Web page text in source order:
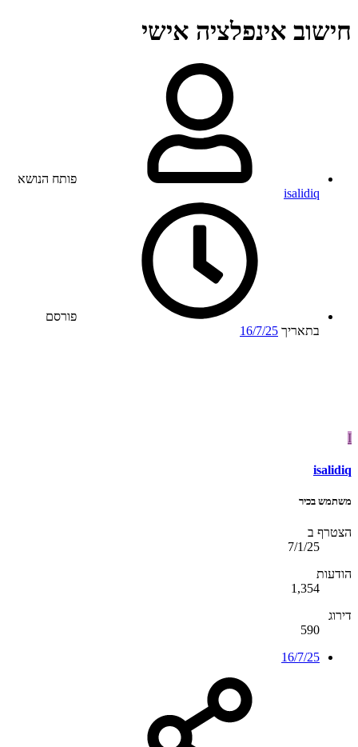
חישוב אינפלציה אישי
פותח הנושא
isalidiq
פורסם
בתאריך 16/7/25
I
isalidiq
משתמש בכיר
הצטרף ב
7/1/25
הודעות
1,354
דירוג
590
16/7/25